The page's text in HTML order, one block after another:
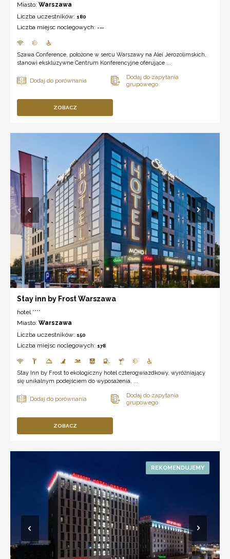
Miasto: Warszawa
Liczba uczestników: 180
Liczba miejsc noclegowych: ---
Szawa Conference, położone w sercu Warszawy na Alei Jerozolimskich,
stanowi ekskluzywne Centrum Konferencyjne oferujące ...
ZOBACZ
Stay inn by Frost Warszawa
hotel ****
Miasto: Warszawa
Liczba uczestników: 150
Liczba miejsc noclegowych: 178
Stay Inn by Frost to ekologiczny hotel czterogwiazdkowy, wyróżniający
się unikalnym podejściem do wyposażenia, ...
ZOBACZ